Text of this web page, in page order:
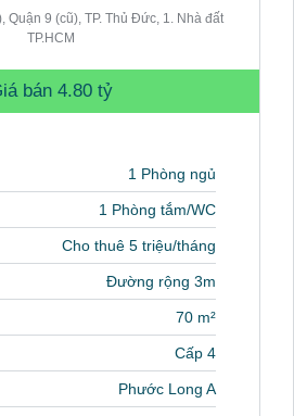
Quận 9 (cũ), TP. Thủ Đức, 1. Nhà đất
TP.HCM
bán 4.80 tỷ
1 Phòng ngủ
1 Phòng tắm/WC
Cho thuê 5 triệu/tháng
Đường rộng 3m
70 m²
Cấp 4
Phước Long A